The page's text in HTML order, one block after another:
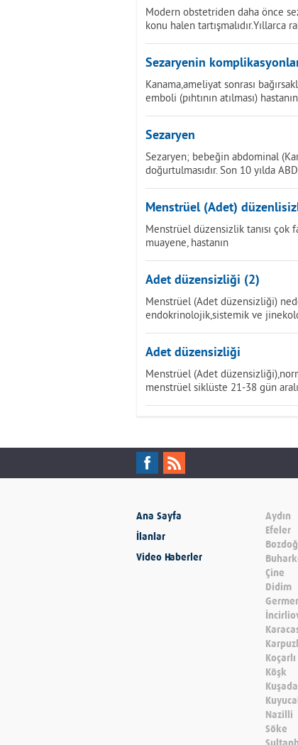
Modern obstetriden daha önce
konu halen tartışmalıdır.Yıllarca
Sezaryenin
Kanama,ameliyat sonrası
emboli (pıhtının atılması)
Sezaryen
Sezaryen; bebeğin abdominal
doğurtulmasıdır. Son 10 yılda
Menstrüel (Adet)
Menstrüel düzensizlik tanısı
muayene, hastanın
Adet düzensizliği (2)
Menstrüel (Adet düzensizliği)
endokrinolojik,sistemik ve
Adet düzensizliği
Menstrüel (Adet
menstrüel siklüste 21-38 gün
Ana Sayfa
İlanlar
Video Haberler
Aydın
Efeler
Çine
Didim
Koçarlı
Köşk
Nazilli
Söke